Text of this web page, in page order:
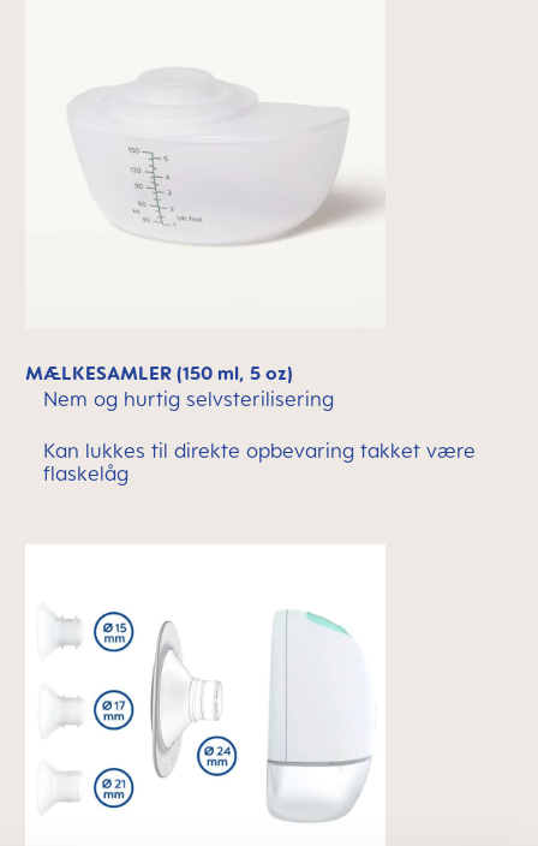
MÆLKESAMLER (150 ml, 5 oz)
Nem og hurtig selvsterilisering
Kan lukkes til direkte opbevaring takket være
flaskelåg